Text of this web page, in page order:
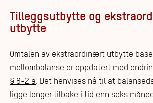
Tilleggsutbytte og
utbytte
Omtalen av ekstraordinært utbytte
mellombalanse er oppdatert med
§ 8-2 a. Det henvises nå til at
ligge lenger tilbake i tid enn seks